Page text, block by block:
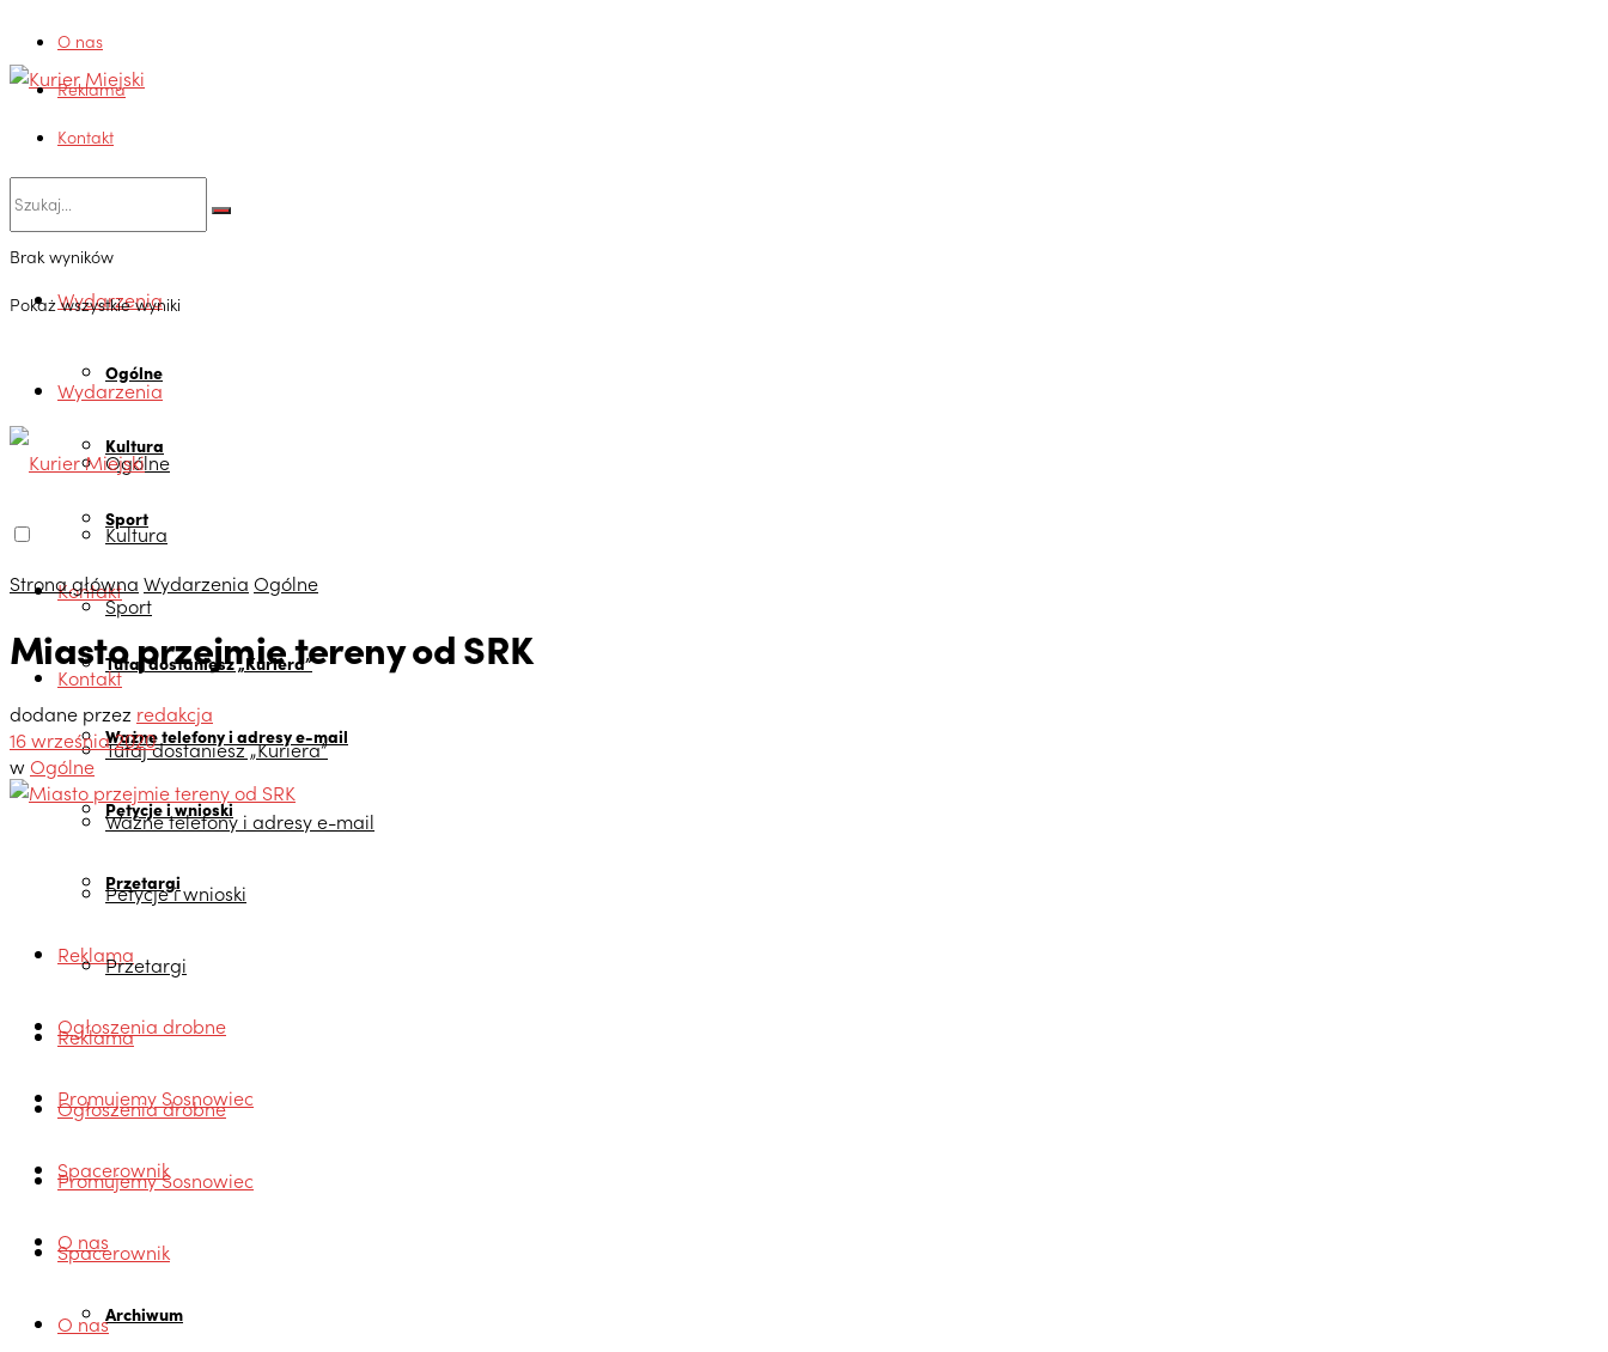
O nas
Reklama
Kontakt
Brak wyników
Pokaż wszystkie wyniki
Wydarzenia
Ogólne
Kultura
Sport
Kontakt
Tutaj dostaniesz „Kuriera”
Ważne telefony i adresy e-mail
Petycje i wnioski
Przetargi
Reklama
Ogłoszenia drobne
Promujemy Sosnowiec
Spacerownik
O nas
Archiwum
Wydarzenia
Ogólne
Kultura
Sport
Kontakt
Tutaj dostaniesz „Kuriera”
Ważne telefony i adresy e-mail
Petycje i wnioski
Przetargi
Reklama
Ogłoszenia drobne
Promujemy Sosnowiec
Spacerownik
O nas
Strona główna Wydarzenia Ogólne
Miasto przejmie tereny od SRK
dodane przez redakcja
16 września 2020
wOgólne